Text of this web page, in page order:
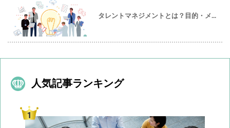
タレントマネジメントとは？目的・メ...
人気記事ランキング